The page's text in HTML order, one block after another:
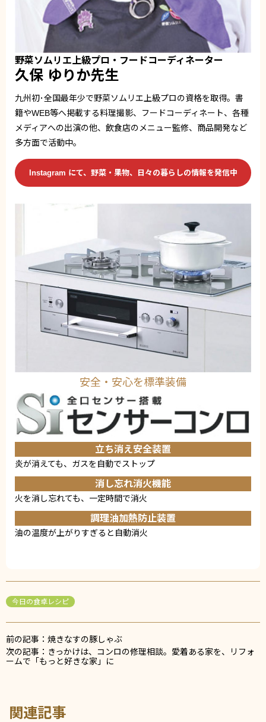
野菜ソムリエ上級プロ・フードコーディネーター
久保 ゆりか先生
九州初･全国最年少で野菜ソムリエ上級プロの資格を取得。書
籍やWEB等へ掲載する料理撮影、フードコーディネート、各種
メディアへの出演の他、飲食店のメニュー監修、商品開発など
多方面で活動中。
Instagram にて、野菜・果物、日々の暮らしの情報を発信中
安全・安心を標準装備
立ち消え安全装置
炎が消えても、ガスを自動でストップ
消し忘れ消火機能
火を消し忘れても、一定時間で消火
調理油加熱防止装置
油の温度が上がりすぎると自動消火
今日の食卓レシピ
前の記事：焼きなすの豚しゃぶ
次の記事：きっかけは、コンロの修理相談。愛着ある家を、リフォ
ームで「もっと好きな家」に
関連記事